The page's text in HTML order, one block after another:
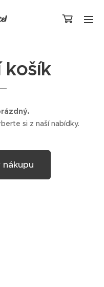
košík
si z naší nabídky.